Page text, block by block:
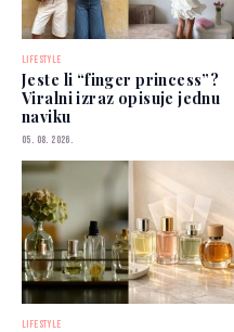
LIFESTYLE
Jeste li “finger princess”?
Viralni izraz opisuje jednu
naviku
05. 08. 2026.
LIFESTYLE